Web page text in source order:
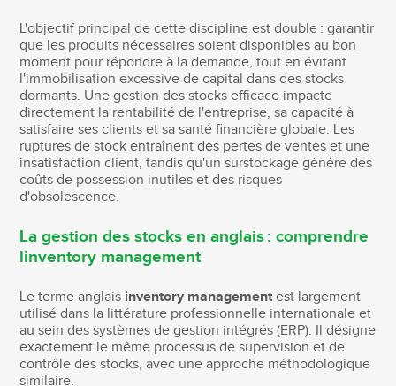
L'objectif principal de cette discipline est double : garantir
que les produits nécessaires soient disponibles au bon
moment pour répondre à la demande, tout en évitant
l'immobilisation excessive de capital dans des stocks
dormants. Une gestion des stocks efficace impacte
directement la rentabilité de l'entreprise, sa capacité à
satisfaire ses clients et sa santé financière globale. Les
ruptures de stock entraînent des pertes de ventes et une
insatisfaction client, tandis qu'un surstockage génère des
coûts de possession inutiles et des risques
d'obsolescence.
La gestion des stocks en anglais : comprendre
linventory management
Le terme anglais inventory management est largement
utilisé dans la littérature professionnelle internationale et
au sein des systèmes de gestion intégrés (ERP). Il désigne
exactement le même processus de supervision et de
contrôle des stocks, avec une approche méthodologique
similaire.